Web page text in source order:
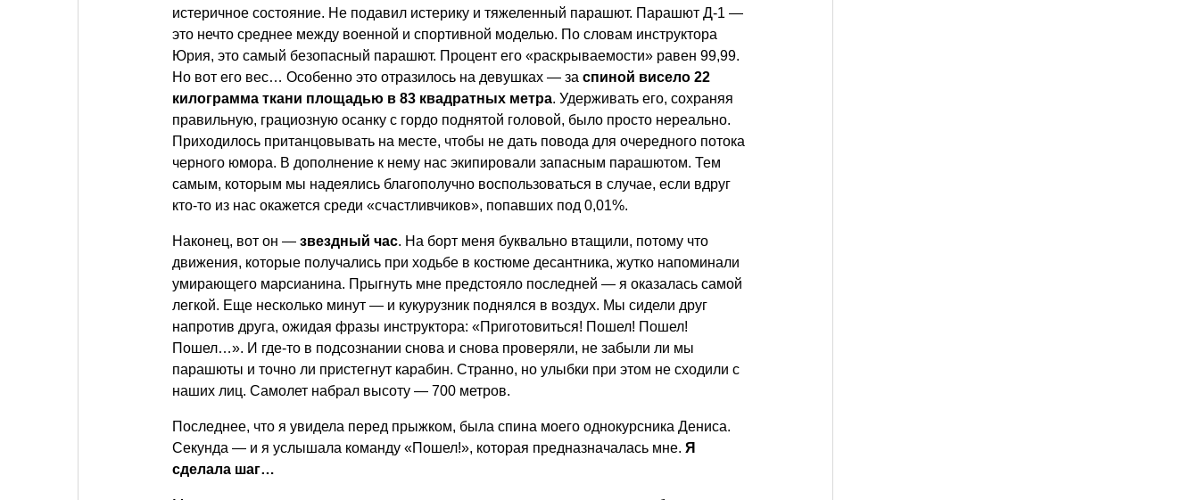
истеричное состояние. Не подавил истерику и тяжеленный парашют. Парашют Д-1 —
это нечто среднее между военной и спортивной моделью. По словам инструктора
Юрия, это самый безопасный парашют. Процент его «раскрываемости» равен 99,99.
Но вот его вес… Особенно это отразилось на девушках — за спиной висело 22
килограмма ткани площадью в 83 квадратных метра. Удерживать его, сохраняя
правильную, грациозную осанку с гордо поднятой головой, было просто нереально.
Приходилось пританцовывать на месте, чтобы не дать повода для очередного потока
черного юмора. В дополнение к нему нас экипировали запасным парашютом. Тем
самым, которым мы надеялись благополучно воспользоваться в случае, если вдруг
кто-то из нас окажется среди «счастливчиков», попавших под 0,01%.
Наконец, вот он — звездный час. На борт меня буквально втащили, потому что
движения, которые получались при ходьбе в костюме десантника, жутко напоминали
умирающего марсианина. Прыгнуть мне предстояло последней — я оказалась самой
легкой. Еще несколько минут — и кукурузник поднялся в воздух. Мы сидели друг
напротив друга, ожидая фразы инструктора: «Приготовиться! Пошел! Пошел!
Пошел…». И где-то в подсознании снова и снова проверяли, не забыли ли мы
парашюты и точно ли пристегнут карабин. Странно, но улыбки при этом не сходили с
наших лиц. Самолет набрал высоту — 700 метров.
Последнее, что я увидела перед прыжком, была спина моего однокурсника Дениса.
Секунда — и я услышала команду «Пошел!», которая предназначалась мне. Я
сделала шаг…